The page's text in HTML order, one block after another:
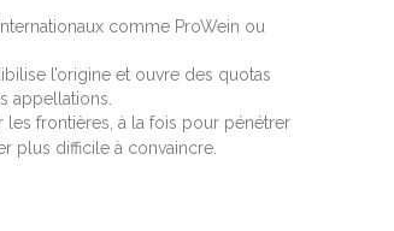
comme ProWein ou
l’origine et ouvre des quotas
appellations.
frontières, à la fois pour pénétrer
plus difficile à convaincre.